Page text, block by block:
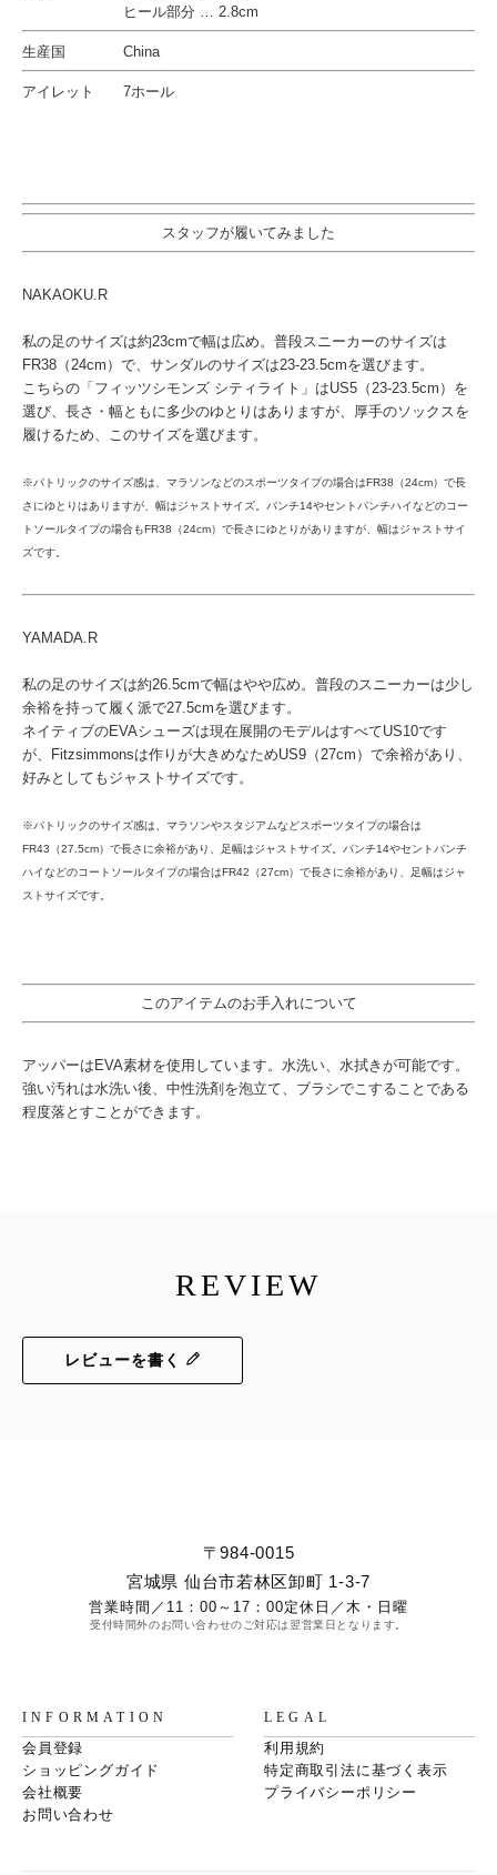
ヒール部分 … 2.8cm
生産国 China
アイレット 7ホール
スタッフが履いてみました
NAKAOKU.R
私の足のサイズは約23cmで幅は広め。普段スニーカーのサイズは
FR38（24cm）で、サンダルのサイズは23-23.5cmを選びます。
こちらの「フィッツシモンズ シティライト」はUS5（23-23.5cm）を
選び、長さ・幅ともに多少のゆとりはありますが、厚手のソックスを
履けるため、このサイズを選びます。
※パトリックのサイズ感は、マラソンなどのスポーツタイプの場合はFR38（24cm）で長
さにゆとりはありますが、幅はジャストサイズ。パンチ14やセントパンチハイなどのコー
トソールタイプの場合もFR38（24cm）で長さにゆとりがありますが、幅はジャストサイ
ズです。
YAMADA.R
私の足のサイズは約26.5cmで幅はやや広め。普段のスニーカーは少し
余裕を持って履く派で27.5cmを選びます。
ネイティブのEVAシューズは現在展開のモデルはすべてUS10です
が、Fitzsimmonsは作りが大きめなためUS9（27cm）で余裕があり、
好みとしてもジャストサイズです。
※パトリックのサイズ感は、マラソンやスタジアムなどスポーツタイプの場合は
FR43（27.5cm）で長さに余裕があり、足幅はジャストサイズ。パンチ14やセントパンチ
ハイなどのコートソールタイプの場合はFR42（27cm）で長さに余裕があり、足幅はジャ
ストサイズです。
このアイテムのお手入れについて
アッパーはEVA素材を使用しています。水洗い、水拭きが可能です。
強い汚れは水洗い後、中性洗剤を泡立て、ブラシでこすることである
程度落とすことができます。
REVIEW
レビューを書く
〒984-0015
宮城県 仙台市若林区卸町 1-3-7
営業時間／ 11：00～17：00定休日／ 木・日曜
受付時間外のお問い合わせのご対応は翌営業日となります。
INFORMATION
会員登録
ショッピングガイド
会社概要
お問い合わせ
LEGAL
利用規約
特定商取引法に基づく表示
プライバシーポリシー